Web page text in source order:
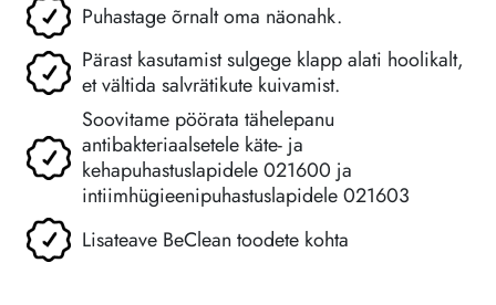
Puhastage õrnalt oma näonahk.
Pärast kasutamist sulgege klapp alati hoolikalt,
et vältida salvrätikute kuivamist.
Soovitame pöörata tähelepanu
antibakteriaalsetele käte- ja
kehapuhastuslapidele 021600 ja
intiimhügieenipuhastuslapidele 021603
Lisateave BeClean toodete kohta